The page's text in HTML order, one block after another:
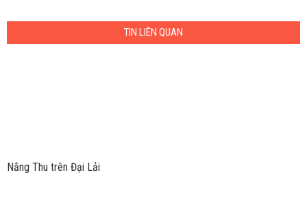
TIN LIÊN QUAN
Nắng Thu trên Đại Lải